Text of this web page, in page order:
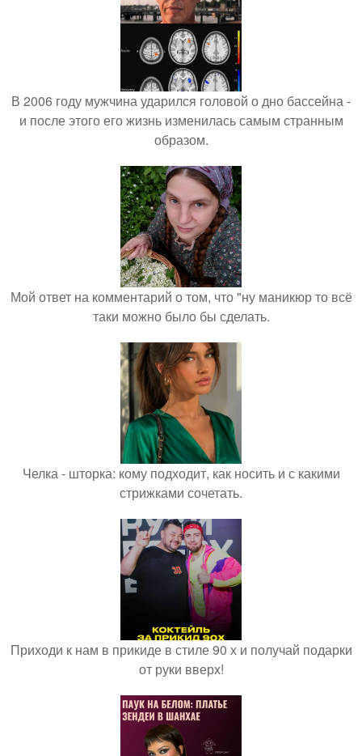
В 2006 году мужчина ударился головой о дно бассейна -
и после этого его жизнь изменилась самым странным
образом.
Мой ответ на комментарий о том, что "ну маникюр то всё
таки можно было бы сделать.
Челка - шторка: кому подходит, как носить и с какими
стрижками сочетать.
Приходи к нам в прикиде в стиле 90 х и получай подарки
от руки вверх!